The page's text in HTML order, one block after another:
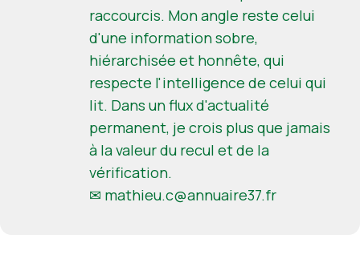
raccourcis. Mon angle reste celui
d'une information sobre,
hiérarchisée et honnête, qui
respecte l'intelligence de celui qui
lit. Dans un flux d'actualité
permanent, je crois plus que jamais
à la valeur du recul et de la
vérification.
✉ mathieu.c@annuaire37.fr